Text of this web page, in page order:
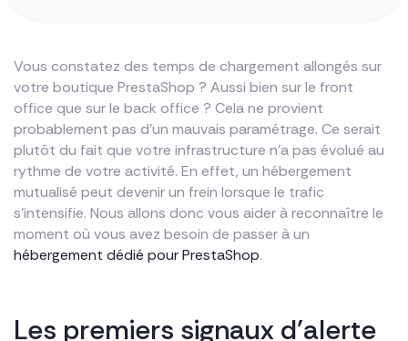
Vous constatez des temps de chargement allongés sur
votre boutique PrestaShop ? Aussi bien sur le front
office que sur le back office ? Cela ne provient
probablement pas d’un mauvais paramétrage. Ce serait
plutôt du fait que votre infrastructure n’a pas évolué au
rythme de votre activité. En effet, un hébergement
mutualisé peut devenir un frein lorsque le trafic
s’intensifie. Nous allons donc vous aider à reconnaître le
moment où vous avez besoin de passer à un
hébergement dédié pour PrestaShop.
Les premiers signaux d’alerte